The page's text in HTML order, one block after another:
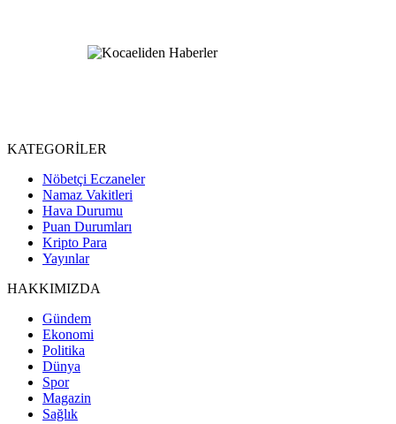
KATEGORİLER
Nöbetçi Eczaneler
Namaz Vakitleri
Hava Durumu
Puan Durumları
Kripto Para
Yayınlar
HAKKIMIZDA
Gündem
Ekonomi
Politika
Dünya
Spor
Magazin
Sağlık